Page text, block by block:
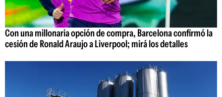
Con una millonaria opción de compra, Barcelona confirmó la
cesión de Ronald Araujo a Liverpool; mirá los detalles